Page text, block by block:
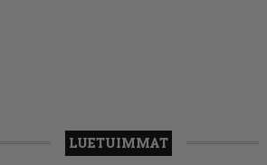
LUETUIMMAT